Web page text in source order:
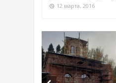
12 марта, 2016